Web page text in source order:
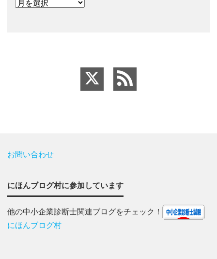
お問い合わせ
にほんブログ村に参加しています
他の中小企業診断士関連ブログをチェック！
にほんブログ村